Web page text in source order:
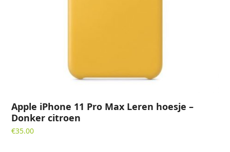
Apple iPhone 11 Pro Max Leren hoesje –
Donker citroen
€35.00